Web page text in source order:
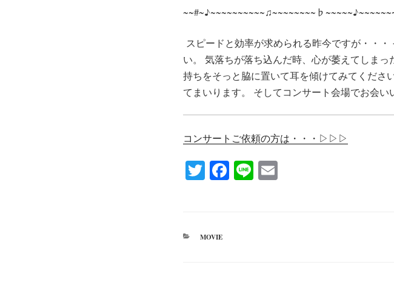
スピードと効率が求められる昨今ですが・・
い。 気落ちが落ち込んだ時、心が萎えてしま
持ちをそっと脇に置いて耳を傾けてみてくださ
てまいります。 そしてコンサート会場でお会い
コンサートご依頼の方は・・・▷▷▷
T
r
Fa Li
カ
MOVIE